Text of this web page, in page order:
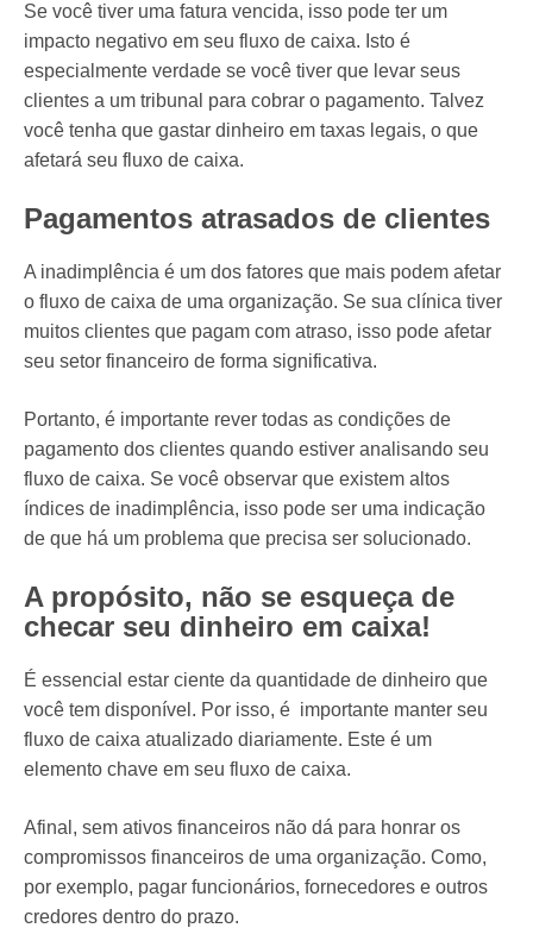
Se você tiver uma fatura vencida, isso pode ter um
impacto negativo em seu fluxo de caixa. Isto é
especialmente verdade se você tiver que levar seus
clientes a um tribunal para cobrar o pagamento. Talvez
você tenha que gastar dinheiro em taxas legais, o que
afetará seu fluxo de caixa.
Pagamentos atrasados de clientes
A inadimplência é um dos fatores que mais podem afetar
o fluxo de caixa de uma organização. Se sua clínica tiver
muitos clientes que pagam com atraso, isso pode afetar
seu setor financeiro de forma significativa.
Portanto, é importante rever todas as condições de
pagamento dos clientes quando estiver analisando seu
fluxo de caixa. Se você observar que existem altos
índices de inadimplência, isso pode ser uma indicação
de que há um problema que precisa ser solucionado.
A propósito, não se esqueça de
checar seu dinheiro em caixa!
É essencial estar ciente da quantidade de dinheiro que
você tem disponível. Por isso, é importante manter seu
fluxo de caixa atualizado diariamente. Este é um
elemento chave em seu fluxo de caixa.
Afinal, sem ativos financeiros não dá para honrar os
compromissos financeiros de uma organização. Como,
por exemplo, pagar funcionários, fornecedores e outros
credores dentro do prazo.